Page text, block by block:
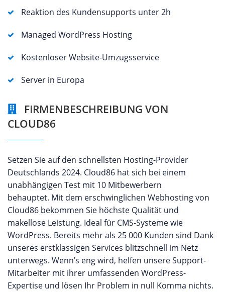
Reaktion des Kundensupports unter 2h
Managed WordPress Hosting
Kostenloser Website-Umzugsservice
Server in Europa
FIRMENBESCHREIBUNG VON
CLOUD86
Setzen Sie auf den schnellsten Hosting-Provider
Deutschlands 2024. Cloud86 hat sich bei einem
unabhängigen Test mit 10 Mitbewerbern
behauptet. Mit dem erschwinglichen Webhosting von
Cloud86 bekommen Sie höchste Qualität und
makellose Leistung. Ideal für CMS-Systeme wie
WordPress. Bereits mehr als 25 000 Kunden sind Dank
unseres erstklassigen Services blitzschnell im Netz
unterwegs. Wenn’s eng wird, helfen unsere Support-
Mitarbeiter mit ihrer umfassenden WordPress-
Expertise und lösen Ihr Problem in null Komma nichts.